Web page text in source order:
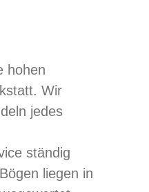
hohen
Wir
jedes
ständig
liegen in